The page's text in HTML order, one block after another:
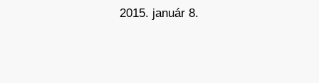
2015. január 8.